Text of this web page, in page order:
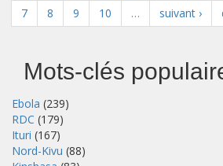
7
8 9 10 … suivant ›
Mots-clés
Ebola (239)
RDC (179)
Ituri (167)
Nord-Kivu (88)